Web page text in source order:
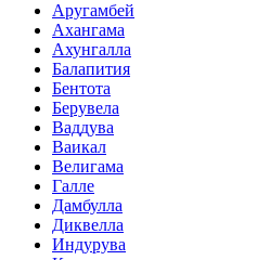
Аругамбей
Ахангама
Ахунгалла
Балапития
Бентота
Берувела
Ваддува
Ваикал
Велигама
Галле
Дамбулла
Диквелла
Индурува